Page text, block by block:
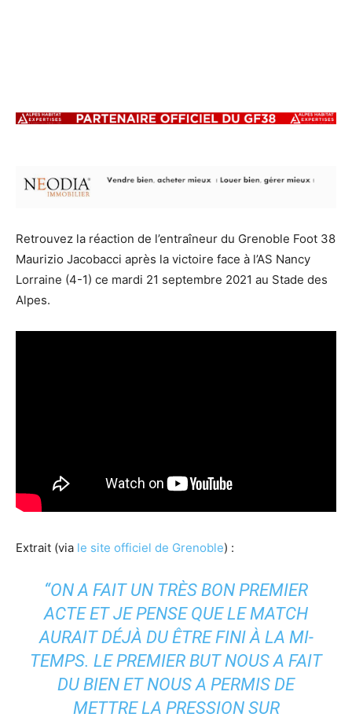
Retrouvez la réaction de l’entraîneur du Grenoble Foot 38
Maurizio Jacobacci après la victoire face à l’AS Nancy
Lorraine (4-1) ce mardi 21 septembre 2021 au Stade des
Alpes.
Extrait (via le site officiel de Grenoble) :
“ON A FAIT UN TRÈS BON PREMIER
ACTE ET JE PENSE QUE LE MATCH
AURAIT DÉJÀ DU ÊTRE FINI À LA MI-
TEMPS. LE PREMIER BUT NOUS A FAIT
DU BIEN ET NOUS A PERMIS DE
METTRE LA PRESSION SUR